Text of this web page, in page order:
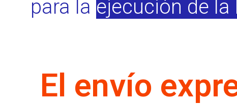
para la ejecución de
El envío